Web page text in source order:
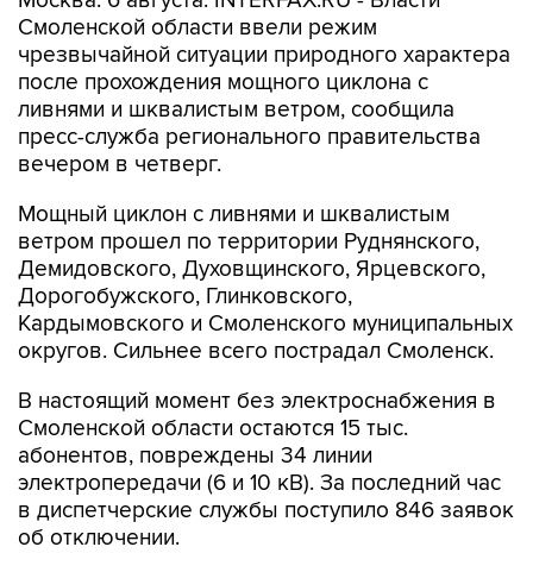
Смоленской области ввели режим
чрезвычайной ситуации природного характера
после прохождения мощного циклона с
ливнями и шквалистым ветром, сообщила
пресс-служба регионального правительства
вечером в четверг.
Мощный циклон с ливнями и шквалистым
ветром прошел по территории Руднянского,
Демидовского, Духовщинского, Ярцевского,
Дорогобужского, Глинковского,
Кардымовского и Смоленского муниципальных
округов. Сильнее всего пострадал Смоленск.
В настоящий момент без электроснабжения в
Смоленской области остаются 15 тыс.
абонентов, повреждены 34 линии
электропередачи (6 и 10 кВ). За последний час
в диспетчерские службы поступило 846 заявок
об отключении.